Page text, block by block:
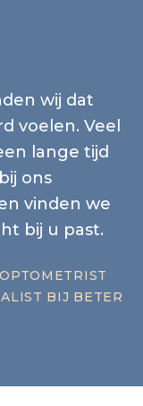
wij dat
voelen. Veel
lange tijd
ons
vinden we
bij u past.
BIJ BETER